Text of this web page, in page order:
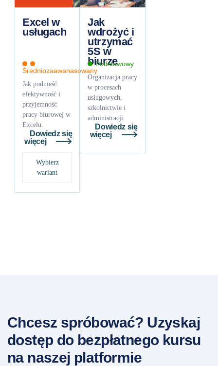
Excel w
usługach
Średniozaawanasowany
Jak podnieść
efektywność i
przyjemność
pracy biurowej w
Excelu.
Dowiedz się
więcej
Wybierz
wariant
Jak
wdrożyć i
utrzymać
5S w
biurze
Podstawowy
Organizacja pracy
w procesach
usługowych,
szkolnictwie i
administracji.
Dowiedz się
więcej
Chcesz spróbować? Uzyskaj
dostęp do bezpłatnego kursu
na naszej platformie